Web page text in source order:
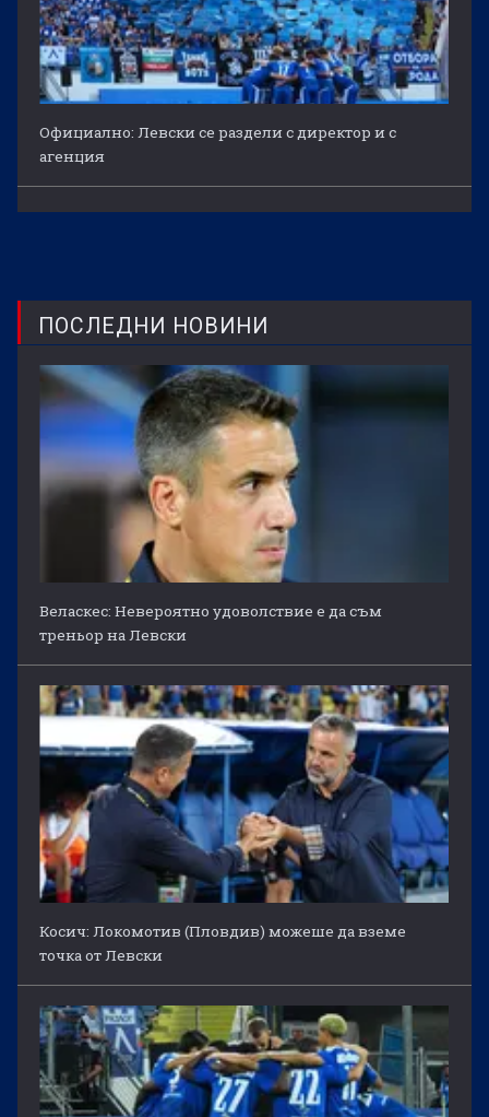
Официално: Левски се раздели с директор и с
агенция
ПОСЛЕДНИ НОВИНИ
Веласкес: Невероятно удоволствие е да съм
треньор на Левски
Косич: Локомотив (Пловдив) можеше да вземе
точка от Левски